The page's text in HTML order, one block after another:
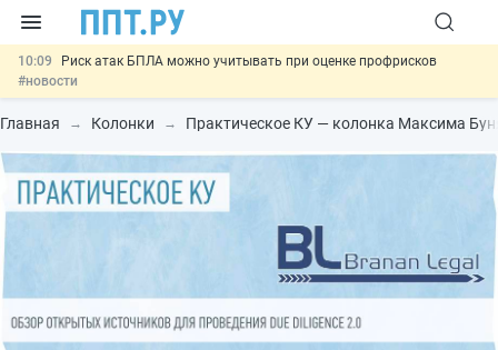
10:09
Риск атак БПЛА можно учитывать при оценке профрисков
#новости
00:01
6 августа: важные документы, вступающие в силу сегодня
#новости
05.08 Мигрантам с судимостью запретят получать ВНЖ и
гражданство: закон подписан
Подписан закон об упрощении госзакупок по 44-ФЗ
Главная Колонки Практическое КУ — колонка Максима